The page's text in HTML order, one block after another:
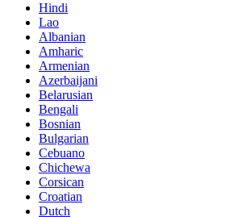
Hindi
Lao
Albanian
Amharic
Armenian
Azerbaijani
Belarusian
Bengali
Bosnian
Bulgarian
Cebuano
Chichewa
Corsican
Croatian
Dutch